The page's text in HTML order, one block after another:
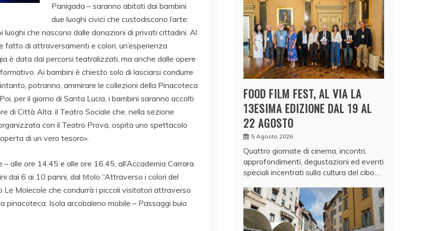
Panigada – saranno abitati dai bambini
due luoghi civici che custodiscono l’arte:
luoghi che nascono dalle donazioni di privati cittadini. Al
di attraversamenti e colori, un’esperienza
è data dai percorsi teatralizzati, ma anche dalle opere
Ai bambini è chiesto solo di lasciarsi condurre
potranno, ammirare le collezioni della Pinacoteca
per il giorno di Santa Lucia, i bambini saranno accolti
di Città Alta: il Teatro Sociale che, nella sezione
con il Teatro Prova, ospita uno spettacolo
di un vero tesoro».
alle ore 14.45 e alle ore 16.45, all’Accademia Carrara
dai 6 ai 10 panni, dal titolo “Attraverso i colori del
Le Molecole che condurrà i piccoli visitatori attraverso
Isola arcobaleno mobile – Passaggi buio
FOOD FILM FEST, AL VIA LA
13ESIMA EDIZIONE DAL 19 AL
22 AGOSTO
5 Agosto 2026
Quattro giornate di cinema, incontri,
approfondimenti, degustazioni ed eventi
speciali incentrati sulla cultura del cibo.…